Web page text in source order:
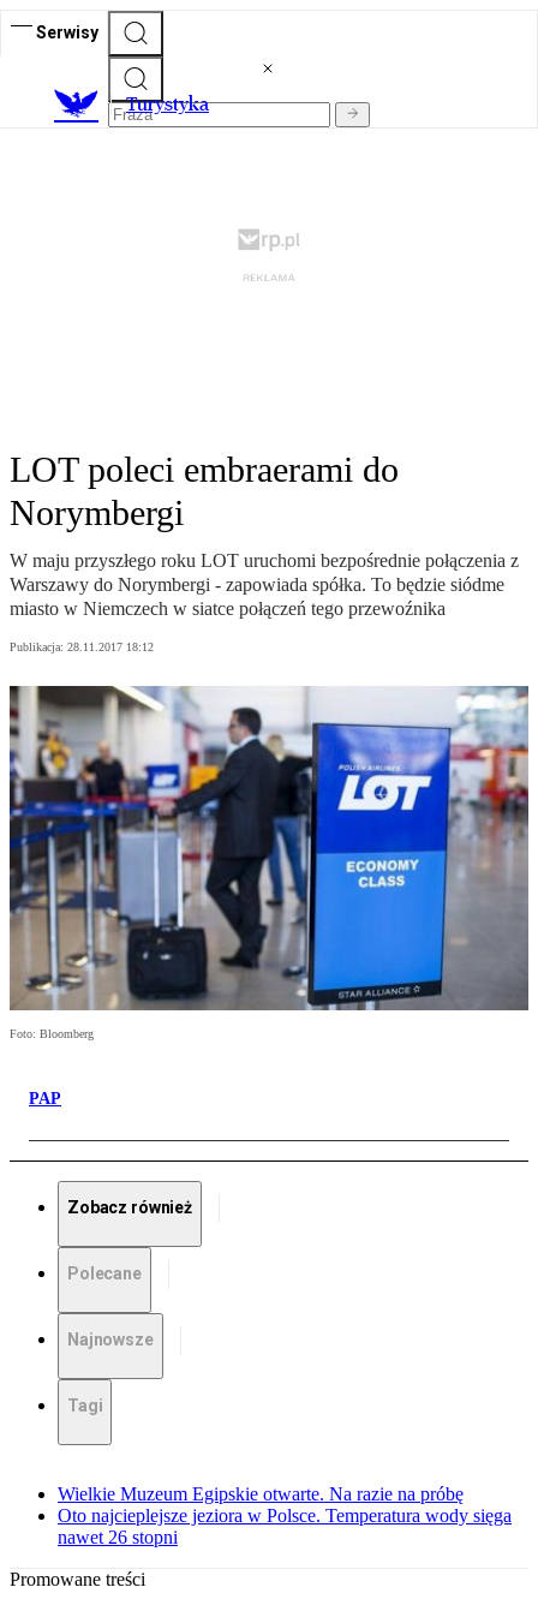
Serwisy
Turystyka
LOT poleci embraerami do
Norymbergi
W maju przyszłego roku LOT uruchomi bezpośrednie połączenia z
Warszawy do Norymbergi - zapowiada spółka. To będzie siódme
miasto w Niemczech w siatce połączeń tego przewoźnika
Publikacja: 28.11.2017 18:12
Foto: Bloomberg
PAP
Zobacz również
Polecane
Najnowsze
Tagi
Wielkie Muzeum Egipskie otwarte. Na razie na próbę
Oto najcieplejsze jeziora w Polsce. Temperatura wody sięga
nawet 26 stopni
Promowane treści